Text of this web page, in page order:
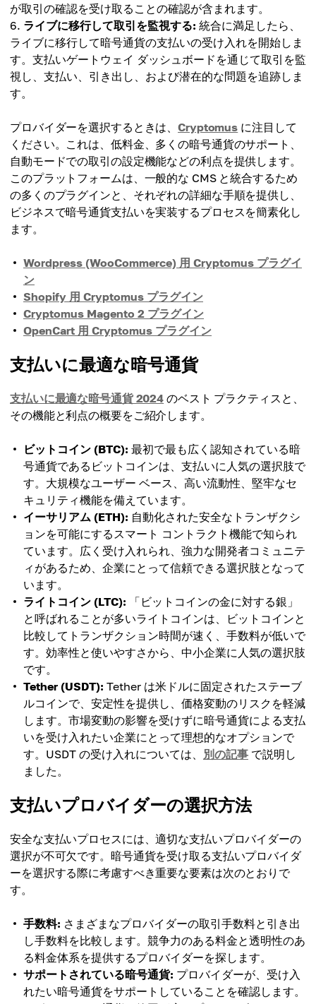
が取引の確認を受け取ることの確認が含まれます。
ライブに移行して取引を監視する: 統合に満足したら、
ライブに移行して暗号通貨の支払いの受け入れを開始しま
す。支払いゲートウェイ ダッシュボードを通じて取引を監
視し、支払い、引き出し、および潜在的な問題を追跡しま
す。
プロバイダーを選択するときは、Cryptomus に注目して
ください。これは、低料金、多くの暗号通貨のサポート、
自動モードでの取引の設定機能などの利点を提供します。
このプラットフォームは、一般的な CMS と統合するため
の多くのプラグインと、それぞれの詳細な手順を提供し、
ビジネスで暗号通貨支払いを実装するプロセスを簡素化し
ます。
Wordpress (WooCommerce) 用 Cryptomus プラグイ
ン
Shopify 用 Cryptomus プラグイン
Cryptomus Magento 2 プラグイン
OpenCart 用 Cryptomus プラグイン
支払いに最適な暗号通貨
支払いに最適な暗号通貨 2024 のベスト プラクティスと、
その機能と利点の概要をご紹介します。
ビットコイン (BTC): 最初で最も広く認知されている暗
号通貨であるビットコインは、支払いに人気の選択肢で
す。大規模なユーザー ベース、高い流動性、堅牢なセ
キュリティ機能を備えています。
イーサリアム (ETH): 自動化された安全なトランザクシ
ョンを可能にするスマート コントラクト機能で知られ
ています。広く受け入れられ、強力な開発者コミュニテ
ィがあるため、企業にとって信頼できる選択肢となって
います。
ライトコイン (LTC): 「ビットコインの金に対する銀」
と呼ばれることが多いライトコインは、ビットコインと
比較してトランザクション時間が速く、手数料が低いで
す。効率性と使いやすさから、中小企業に人気の選択肢
です。
Tether (USDT): Tether は米ドルに固定されたステーブ
ルコインで、安定性を提供し、価格変動のリスクを軽減
します。市場変動の影響を受けずに暗号通貨による支払
いを受け入れたい企業にとって理想的なオプションで
す。USDT の受け入れについては、 別の記事 で説明し
ました。
支払いプロバイダーの選択方法
安全な支払いプロセスには、適切な支払いプロバイダーの
選択が不可欠です。暗号通貨を受け取る支払いプロバイダ
ーを選択する際に考慮すべき重要な要素は次のとおりで
す。
手数料: さまざまなプロバイダーの取引手数料と引き出
し手数料を比較します。競争力のある料金と透明性のあ
る料金体系を提供するプロバイダーを探します。
サポートされている暗号通貨: プロバイダーが、受け入
れたい暗号通貨をサポートしていることを確認します。